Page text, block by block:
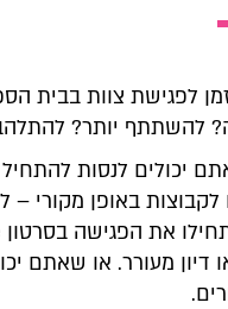
לפגישת צוות בבית
להשתתף יותר?
יכולים לנסות
לקבוצות באופן מקורי
דיון מעורר. או שאתם